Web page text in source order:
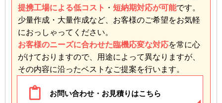
提携工場による低コスト ・ 短納期対応が可能です。
少量作成・大量作成など、お客様のご希望をお気軽
におっしゃってください。
お客様のニーズに合わせた臨機応変な対応を常に心
がけておりますので、用途によって異なりますが、
その内容に沿ったベストなご提案を行います。
お問い合わせ・お見積りはこちら